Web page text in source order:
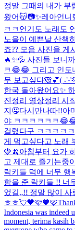
정말 그때의 내가 부
왔어😽📷✨레아언니
ㅋㅋ 연기도 노래도
노을이 예쁜날 산책
죠?? 모음 사진을 게
🔥✨💦 사진들 보니
ㅋ😂😂 그리고 인도
무 보고싶다🙈💕(
한국 돌아왔어요✨
진정리 영상정리 시
지🤤다시만나따!!아
야 ㅋㅋㅋㅋㅋㅋ
걸렸다구 ㅋㅋㅋㅋ
게 먹고싶다고 노래
🍓🍌 아침부터 요가
고 제대로 즐기는중
락키들 덕에 너무 행
함을 준 락키들 !! 너
었길,,!! 정말 많이
ㅎㅎ💘🧡🩷🧡🩷
Indonesia was indeed
moment, terima kasih